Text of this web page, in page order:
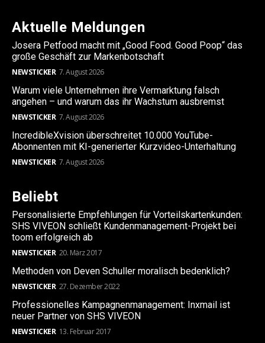
Aktuelle Meldungen
Josera Petfood macht mit „Good Food. Good Poop“ das
große Geschäft zur Markenbotschaft
NEWSTICKER 7. August 2026
Warum viele Unternehmen ihre Vermarktung falsch
angehen – und warum das ihr Wachstum ausbremst
NEWSTICKER 7. August 2026
IncredibleXvision überschreitet 10.000 YouTube-
Abonnenten mit KI-generierter Kurzvideo-Unterhaltung
NEWSTICKER 7. August 2026
Beliebt
Personalisierte Empfehlungen für Vorteilskartenkunden:
SHS VIVEON schließt Kundenmanagement-Projekt bei
toom erfolgreich ab
NEWSTICKER 20. März 2017
Methoden von Deven Schuller moralisch bedenklich?
NEWSTICKER 27. Dezember 2022
Professionelles Kampagnenmanagement: Inxmail ist
neuer Partner von SHS VIVEON
NEWSTICKER 13. Februar 2017